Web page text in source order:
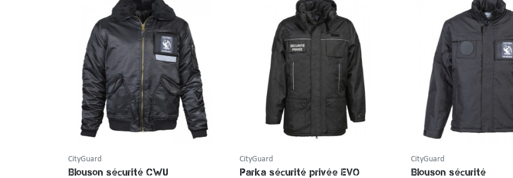
CityGuard
Blouson sécurité CWU
CityGuard
Parka sécurité privée EVO
CityGuard
Blouson sécurité